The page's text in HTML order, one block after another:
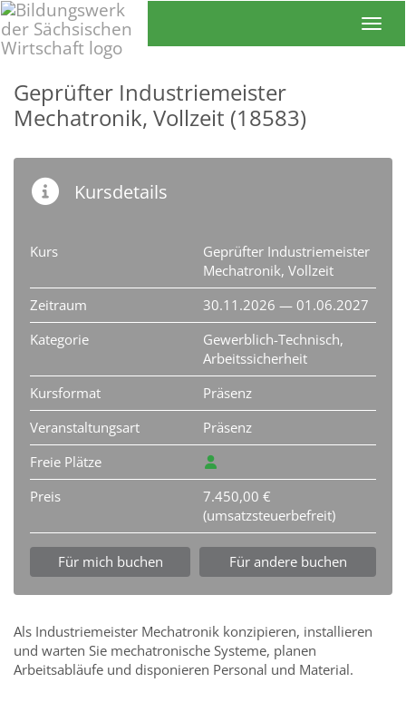
Geprüfter Industriemeister
Mechatronik, Vollzeit (18583)
Kursdetails
Kurs
Geprüfter Industriemeister
Mechatronik, Vollzeit
Zeitraum
30.11.2026 — 01.06.2027
Kategorie
Gewerblich-Technisch,
Arbeitssicherheit
Kursformat
Präsenz
Veranstaltungsart
Präsenz
Freie Plätze
Preis
7.450,00 €
(umsatzsteuerbefreit)
Für mich buchen Für andere buchen
Als Industriemeister Mechatronik konzipieren, installieren
und warten Sie mechatronische Systeme, planen
Arbeitsabläufe und disponieren Personal und Material.